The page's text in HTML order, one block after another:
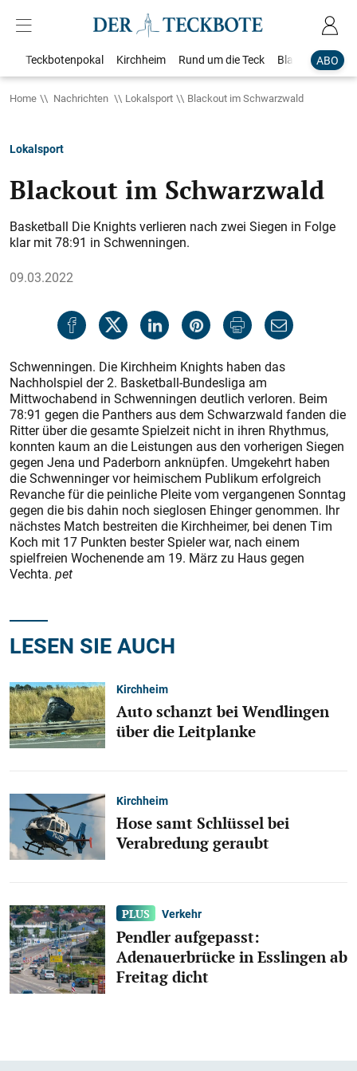
ABO
Teckbotenpokal Kirchheim Rund um die Teck Blaulicht
Home Nachrichten Lokalsport Blackout im Schwarzwald
Lokalsport
Blackout im Schwarzwald
Basketball Die Knights verlieren nach zwei Siegen in Folge
klar mit 78:91 in Schwenningen.
09.03.2022
Schwenningen. Die Kirchheim Knights haben das
Nachholspiel der 2. Basketball-Bundesliga am
Mittwochabend in Schwenningen deutlich verloren. Beim
78:91 gegen die Panthers aus dem Schwarzwald fanden die
Ritter über die gesamte Spielzeit nicht in ihren Rhythmus,
konnten kaum an die Leistungen aus den vorherigen Siegen
gegen Jena und Paderborn anknüpfen. Umgekehrt haben
die Schwenninger vor heimischem Publikum erfolgreich
Revanche für die peinliche Pleite vom vergangenen Sonntag
gegen die bis dahin noch sieglosen Ehinger genommen. Ihr
nächstes Match bestreiten die Kirchheimer, bei denen Tim
Koch mit 17 Punkten bester Spieler war, nach einem
spielfreien Wochenende am 19. März zu Haus gegen
Vechta. pet
LESEN SIE AUCH
Kirchheim
Auto schanzt bei Wendlingen
über die Leitplanke
Kirchheim
Hose samt Schlüssel bei
Verabredung geraubt
Verkehr
Pendler aufgepasst:
Adenauerbrücke in Esslingen ab
Freitag dicht